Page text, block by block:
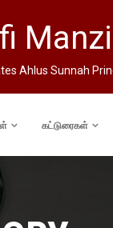
Manzil
Ahlus Sunnah
கட்டுரைகள்